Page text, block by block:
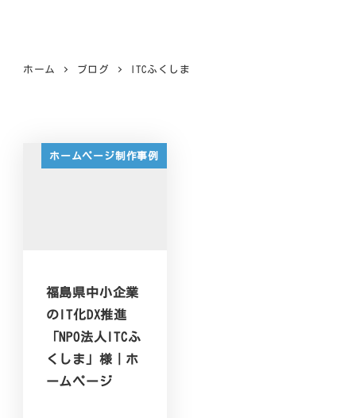
ホーム ブログ ITCふくしま
ホームページ制作事例
福島県中小企業
のIT化DX推進
「NPO法人ITCふ
くしま」様｜ホ
ームページ